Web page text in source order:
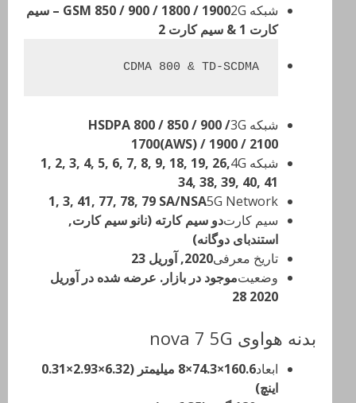
شبکه 2G
GSM 850 / 900 / 1800 / 1900 – سیم
کارت 1 & سیم کارت 2
CDMA 800 & TD-SCDMA
شبکه 3G
HSDPA 800 / 850 / 900 /
1700(AWS) / 1900 / 2100
شبکه 4G
1, 2, 3, 4, 5, 6, 7, 8, 9, 18, 19, 26,
34, 38, 39, 40, 41
5G Network
1, 3, 41, 77, 78, 79 SA/NSA
سیم کارتدو سیم کارته (نانو سیم کارت,
استندبای دوگانه)
تاریخ معرفی2020, آوریل 23
وضعیتموجود در بازار. عرضه شده در آوریل
2020 28
بدنه هواوی nova 7 5G
ابعاد
160.6×74.3×8 میلیمتر (6.32×2.93×0.31
اینچ)